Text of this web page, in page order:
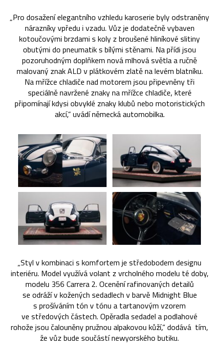
„Pro dosažení elegantního vzhledu karoserie byly odstraněny
nárazníky vpředu i vzadu. Vůz je dodatečně vybaven
kotoučovými brzdami s koly z broušené hliníkové slitiny
obutými do pneumatik s bílými stěnami. Na přídi jsou
pozoruhodným doplňkem nová mlhová světla a ručně
malovaný znak ALD v plátkovém zlatě na levém blatníku.
Na mřížce chladiče nad motorem jsou připevněny tři
speciálně navržené znaky na mřížce chladiče, které
připomínají kdysi obvyklé znaky klubů nebo motoristických
akcí,“ uvádí německá automobilka.
„Styl v kombinaci s komfortem je středobodem designu
interiéru. Model využívá volant z vrcholného modelu té doby,
modelu 356 Carrera 2. Ocenění rafinovaných detailů
se odráží v kožených sedadlech v barvě Midnight Blue
s prošíváním tón v tónu a tartanovým vzorem
ve středových částech. Opěradla sedadel a podlahové
rohože jsou čalouněny pružnou alpakovou kůží,“ dodává tím,
že vůz bude součástí newyorského butiku.